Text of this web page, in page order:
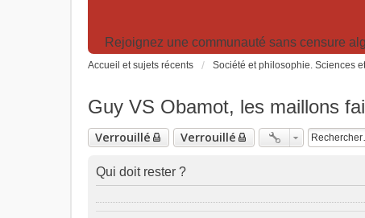
Rejoignez une communauté sans censure
Accueil et sujets récents Société et philosophie. Sciences
Guy VS Obamot, les maillons
Verrouillé Verrouillé
Qui doit rester ?